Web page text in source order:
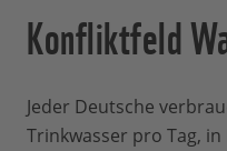
Konfliktfeld
Jeder Deutsche
Trinkwasser pro Tag,